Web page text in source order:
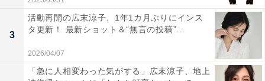
3
活動再開の広末涼子、1年1カ月ぶりにインス
タ更新！ 最新ショット＆“無言の投稿”...
2026/04/07
「急に人相変わった気がする」広末涼子、地上